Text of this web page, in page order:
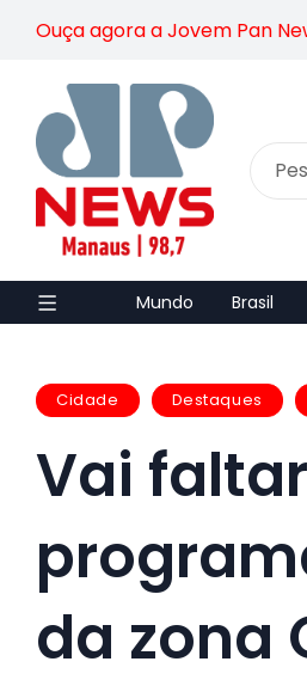
Ouça agora a Jovem Pan
Mundo Brasil
Cidade Destaques
Vai
da zona